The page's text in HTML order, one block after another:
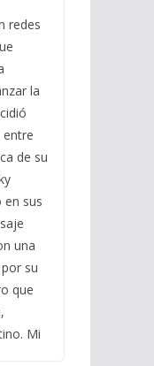
redes
la
entre
de su
en sus
una
su
que
Mi